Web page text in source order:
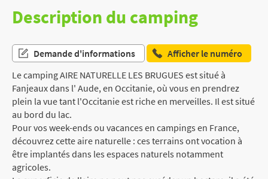
Description du camping
Demande d'informations
Afficher le numéro
Le camping AIRE NATURELLE LES BRUGUES est situé à
Fanjeaux dans l' Aude, en Occitanie, où vous en prendrez
plein la vue tant l'Occitanie est riche en merveilles. Il est situé
au bord du lac.
Pour vos week-ends ou vacances en campings en France,
découvrez cette aire naturelle : ces terrains ont vocation à
être implantés dans les espaces naturels notamment
agricoles.